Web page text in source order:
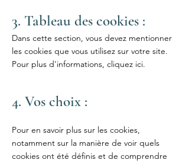
3. Tableau des cookies :
Dans cette section, vous devez mentionner
les cookies que vous utilisez sur votre site.
Pour plus d'informations, cliquez ici.
4. Vos choix :
Pour en savoir plus sur les cookies,
notamment sur la manière de voir quels
cookies ont été définis et de comprendre